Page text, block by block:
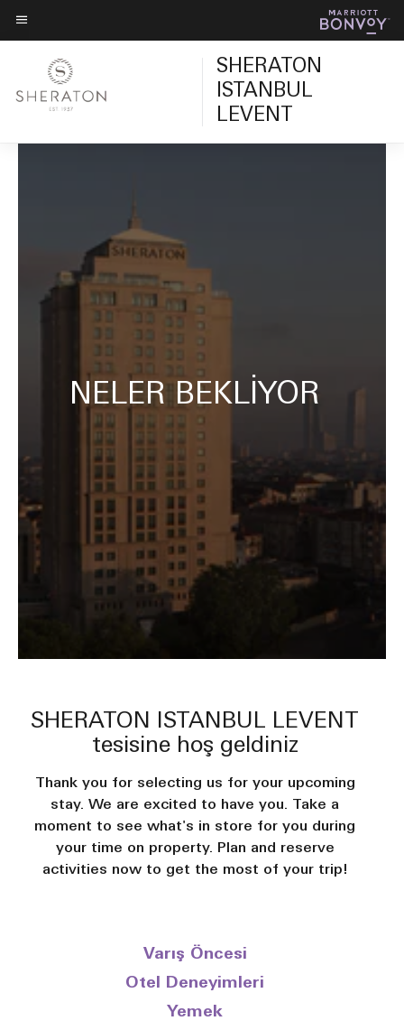
content
Skip
to
main
content
Menü metni
SHERATON
ISTANBUL
LEVENT
NELER BEKLİYOR
SHERATON ISTANBUL LEVENT
tesisine hoş geldiniz
Thank you for selecting us for your upcoming
stay. We are excited to have you. Take a
moment to see what's in store for you during
your time on property. Plan and reserve
activities now to get the most of your trip!
Varış Öncesi
Otel Deneyimleri
Yemek